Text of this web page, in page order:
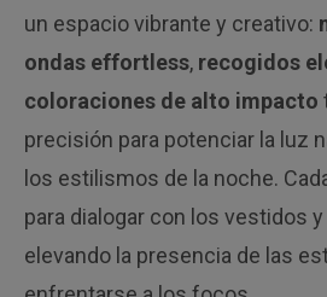
un espacio vibrante y creativo:
ondas effortless, recogidos
coloraciones de alto impacto
precisión para potenciar la luz
los estilismos de la noche.
para dialogar con los vestidos
elevando la presencia de las